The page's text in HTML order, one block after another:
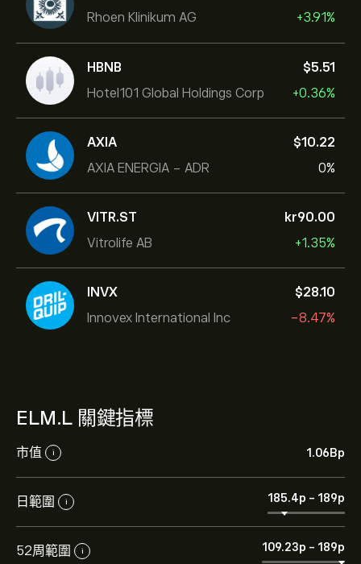
Rhoen Klinikum AG
+3.91%
HBNB
Hotel101 Global Holdings Corp
‎$‎5.51
+0.36%
AXIA
AXIA ENERGIA - ADR
‎$‎10.22
0%
VITR.ST
Vitrolife AB
‎kr‎90.00
+1.35%
INVX
Innovex International Inc
‎$‎28.10
-8.47%
ELM.L 關鍵指標
市值 i 1.06B‎p‎
日範圍 i 185.4‎p‎ - 189‎p‎
52周範圍 i 109.23‎p‎ - 189‎p‎